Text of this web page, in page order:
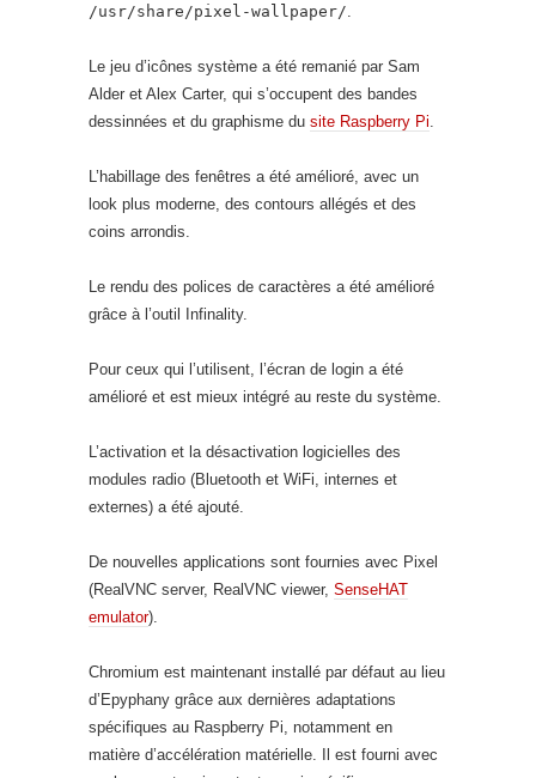
/usr/share/pixel-wallpaper/
Le jeu d’icônes système a été remanié par Sam
Alder et Alex Carter, qui s’occupent des bandes
dessinnées et du graphisme du site Raspberry Pi
L’habillage des fenêtres a été amélioré, avec un
look plus moderne, des contours allégés et des
coins arrondis.
Le rendu des polices de caractères a été amélioré
grâce à l’outil Infinality.
Pour ceux qui l’utilisent, l’écran de login a été
amélioré et est mieux intégré au reste du système.
L’activation et la désactivation logicielles des
modules radio (Bluetooth et WiFi, internes et
externes) a été ajouté.
De nouvelles applications sont fournies avec Pixel
(RealVNC server, RealVNC viewer, SenseHAT
emulator).
Chromium est maintenant installé par défaut au lieu
d’Epyphany grâce aux dernières adaptations
spécifiques au Raspberry Pi, notamment en
matière d’accélération matérielle. Il est fourni avec